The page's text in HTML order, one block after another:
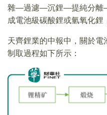
雜—過濾—沉鋰—提純分離
成電池級碳酸鋰或氫氧化鋰
天齊鋰業的中報中，關於
制取過程如下所示：